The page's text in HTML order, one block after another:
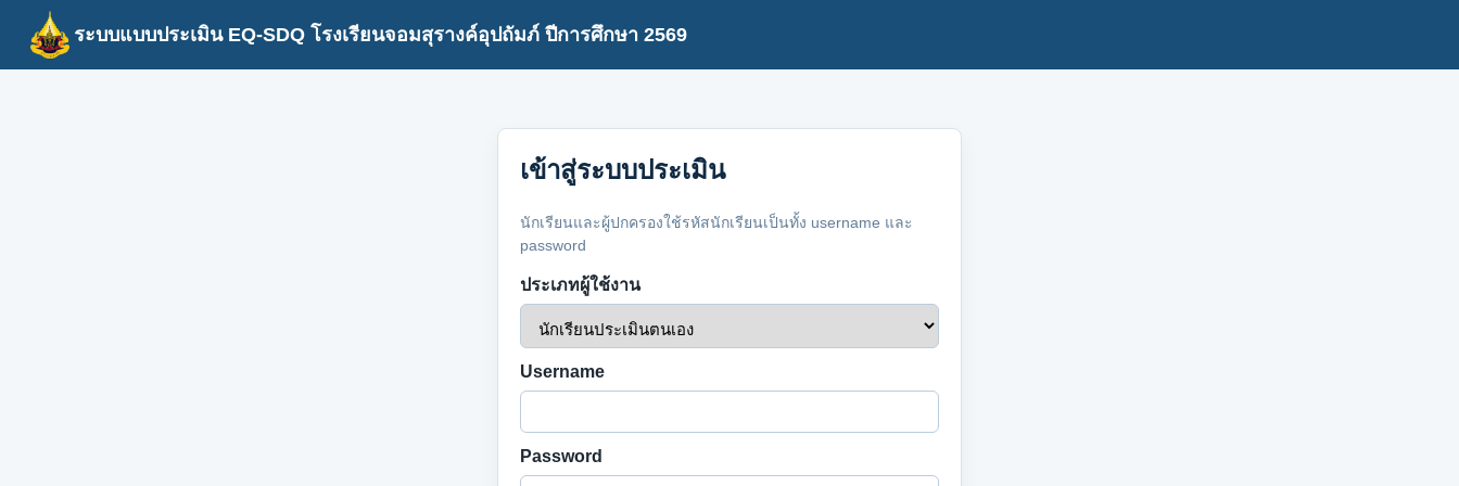
ระบบแบบประเมิน EQ-SDQ โรงเรียนจอมสุรางค์อุปถัมภ์ ปีการศึกษา 2569
เข้าสู่ระบบประเมิน
นักเรียนและผู้ปกครองใช้รหัสนักเรียนเป็นทั้ง username และ
password
ประเภทผู้ใช้งาน
Username
Password